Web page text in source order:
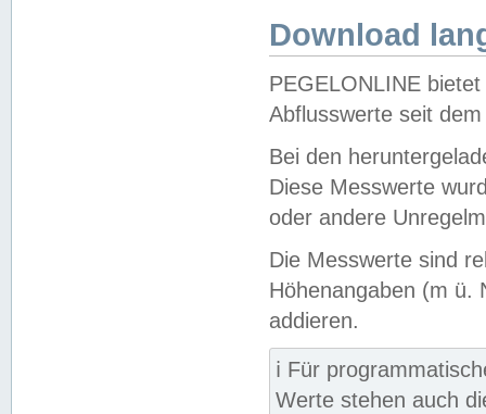
Download
PEGELONLINE
Abflusswerte seit
Bei den
Diese Messwerte
oder andere
Die Messwerte sind
Höhenangaben (m ü.
addieren.
ℹ️ Für
Werte stehen auch